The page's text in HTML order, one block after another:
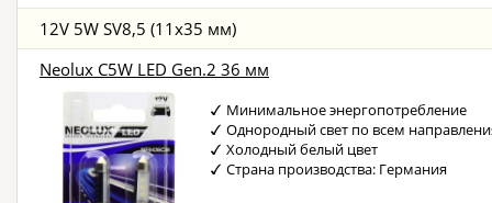
12V 5W SV8,5 (11x35 мм)
Neolux C5W LED Gen.2 36 мм
Минимальное энергопотребление
Однородный свет по всем
Холодный белый цвет
Страна производства: Германия